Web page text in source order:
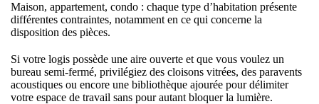
Maison, appartement, condo : chaque type d’habitation présente
différentes contraintes, notamment en ce qui concerne la
disposition des pièces.
Si votre logis possède une aire ouverte et que vous voulez un
bureau semi-fermé, privilégiez des cloisons vitrées, des paravents
acoustiques ou encore une bibliothèque ajourée pour délimiter
votre espace de travail sans pour autant bloquer la lumière.